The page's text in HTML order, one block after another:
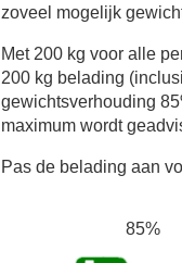
zoveel mogelijk
Met 200 kg voor alle
200 kg belading
gewichtsverhouding
maximum wordt
Pas de belading aan
85%